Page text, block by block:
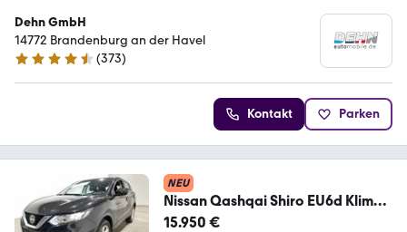
Dehn GmbH
14772 Brandenburg an der Havel
4.7 Sterne
(373)
Kontakt Parken
NEU
Nissan Qashqai Shiro EU6d Klima
Navi PDCv+h Rückfahrkam
15.950 €